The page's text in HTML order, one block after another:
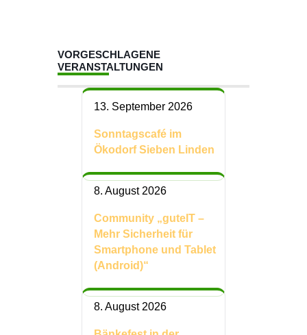
VORGESCHLAGENE
VERANSTALTUNGEN
13. September 2026
Sonntagscafé im
Ökodorf Sieben Linden
8. August 2026
Community „guteIT –
Mehr Sicherheit für
Smartphone und Tablet
(Android)“
8. August 2026